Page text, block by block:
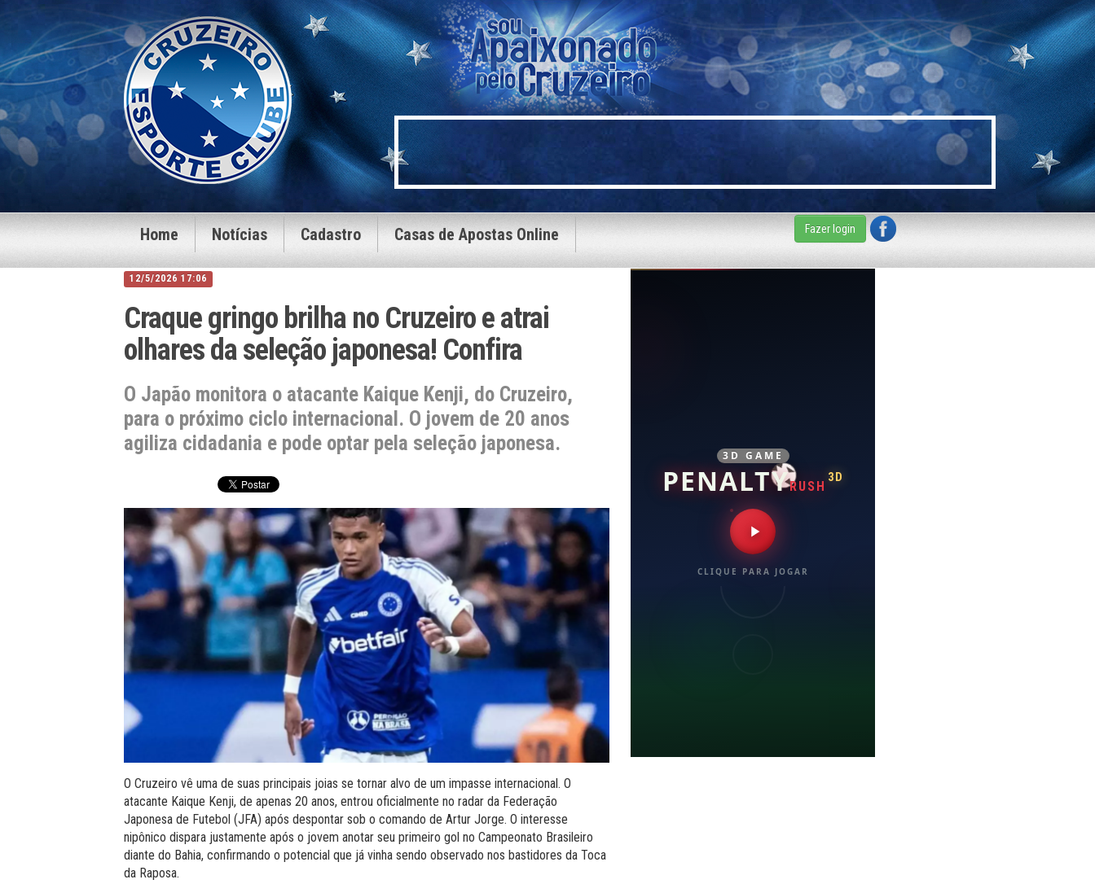
Home Notícias Cadastro Casas de Apostas Online Fazer login
12/5/2026 17:06
Craque gringo brilha no Cruzeiro e atrai
olhares da seleção japonesa! Confira
O Japão monitora o atacante Kaique Kenji, do Cruzeiro,
para o próximo ciclo internacional. O jovem de 20 anos
agiliza cidadania e pode optar pela seleção japonesa.
O Cruzeiro vê uma de suas principais joias se tornar alvo de um impasse internacional. O
atacante Kaique Kenji, de apenas 20 anos, entrou oficialmente no radar da Federação
Japonesa de Futebol (JFA) após despontar sob o comando de Artur Jorge. O interesse
nipônico dispara justamente após o jovem anotar seu primeiro gol no Campeonato Brasileiro
diante do Bahia, confirmando o potencial que já vinha sendo observado nos bastidores da Toca
da Raposa.
3D GAME
PENALTYRUSH
3D
CLIQUE PARA JOGAR